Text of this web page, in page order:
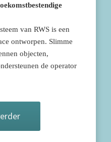
van RWS is een
ontworpen. Slimme
objecten,
de operator